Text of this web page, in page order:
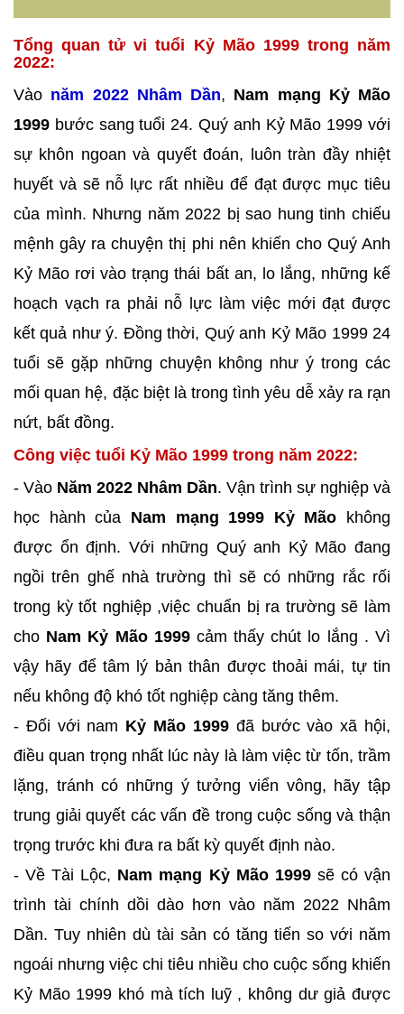
Tổng quan tử vi tuổi Kỷ Mão 1999 trong năm
2022:
Vào năm 2022 Nhâm Dần, Nam mạng Kỷ Mão
1999 bước sang tuổi 24. Quý anh Kỷ Mão 1999 với
sự khôn ngoan và quyết đoán, luôn tràn đầy nhiệt
huyết và sẽ nỗ lực rất nhiều để đạt được mục tiêu
của mình. Nhưng năm 2022 bị sao hung tinh chiếu
mệnh gây ra chuyện thị phi nên khiến cho Quý Anh
Kỷ Mão rơi vào trạng thái bất an, lo lắng, những kế
hoạch vạch ra phải nỗ lực làm việc mới đạt được
kết quả như ý. Đồng thời, Quý anh Kỷ Mão 1999 24
tuổi sẽ gặp những chuyện không như ý trong các
mối quan hệ, đặc biệt là trong tình yêu dễ xảy ra rạn
nứt, bất đồng.
Công việc tuổi Kỷ Mão 1999 trong năm 2022:
- Vào Năm 2022 Nhâm Dần. Vận trình sự nghiệp và
học hành của Nam mạng 1999 Kỷ Mão không
được ổn định. Với những Quý anh Kỷ Mão đang
ngồi trên ghế nhà trường thì sẽ có những rắc rối
trong kỳ tốt nghiệp ,việc chuẩn bị ra trường sẽ làm
cho Nam Kỷ Mão 1999cảm thấy chút lo lắng . Vì
vậy hãy để tâm lý bản thân được thoải mái, tự tin
nếu không độ khó tốt nghiệp càng tăng thêm.
- Đối với nam Kỷ Mão 1999 đã bước vào xã hội,
điều quan trọng nhất lúc này là làm việc từ tốn, trầm
lặng, tránh có những ý tưởng viển vông, hãy tập
trung giải quyết các vấn đề trong cuộc sống và thận
trọng trước khi đưa ra bất kỳ quyết định nào.
- Về Tài Lộc, Nam mạng Kỷ Mão 1999sẽ có vận
trình tài chính dồi dào hơn vào năm 2022 Nhâm
Dần. Tuy nhiên dù tài sản có tăng tiến so với năm
ngoái nhưng việc chi tiêu nhiều cho cuộc sống khiến
Kỷ Mão 1999 khó mà tích luỹ , không dư giả được